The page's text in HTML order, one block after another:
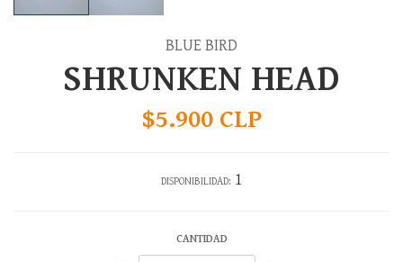
BLUE BIRD
SHRUNKEN HEAD
$5.900 CLP
DISPONIBILIDAD: 1
CANTIDAD